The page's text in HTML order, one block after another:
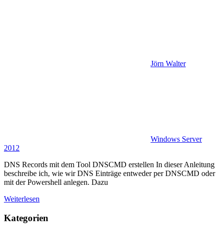
Jörn Walter
Windows Server
2012
DNS Records mit dem Tool DNSCMD erstellen In dieser Anleitung
beschreibe ich, wie wir DNS Einträge entweder per DNSCMD oder
mit der Powershell anlegen. Dazu
Weiterlesen
Kategorien